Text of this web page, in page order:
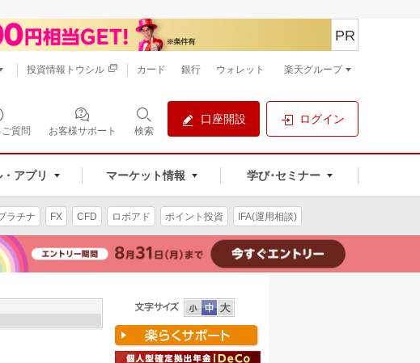
質問 お客様サポート 検索
口座開設 ログイン
アプリ マーケット情報 学び･セミナー
PR
投資情報トウシル カード 銀行 ウォレット 楽天グループ
ラチナ FX CFD ロボアド ポイント投資 IFA(運用相談)